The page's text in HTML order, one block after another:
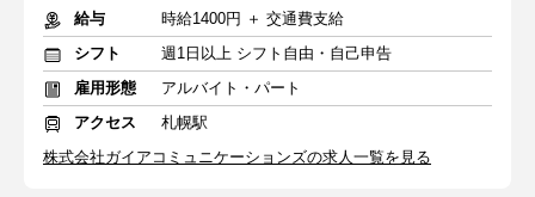
給与
時給1400円 ＋ 交通費支給
シフト
週1日以上 シフト自由・自己申告
雇用形態
アルバイト・パート
アクセス
札幌駅
株式会社ガイアコミュニケーションズの求人一覧を見る